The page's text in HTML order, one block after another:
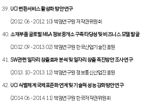
UCI 변환서비스 활성화 방안 연구
(2012. 06 - 2012. 10) 책임연구원 저작권위원회
소재부품 글로벌 M&A 정보중개소 구축 타당성 및 비즈니스 모델 발굴
(2012. 09 - 2013. 02) 책임연구원 한국산업기술진흥원
SW관련 일자리 창출효과 분석 및 일자리 창출 촉진방안 조사 연구
(2013. 10 - 2013. 12) 책임연구원 정보통신산업진흥원
UCI 식별체계 국제표준화 연계 및 기술적 성능 강화방안 연구
(2014. 06 - 2014. 11) 책임연구원 한국저작권위원회